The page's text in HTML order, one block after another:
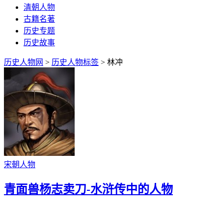
清朝人物
古籍名著
历史专题
历史故事
历史人物网 > 历史人物标签 > 林冲
宋朝人物
青面兽杨志卖刀-水浒传中的人物